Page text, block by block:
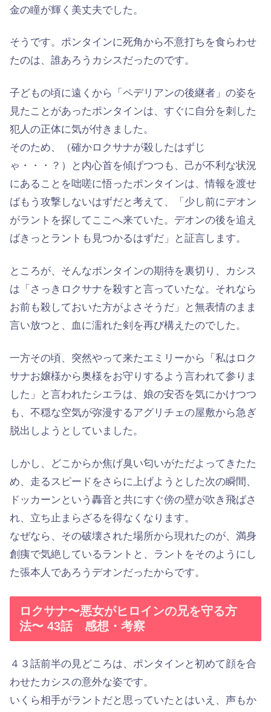
金の瞳が輝く美丈夫でした。
そうです。ポンタインに死角から不意打ちを食らわせ
たのは、誰あろうカシスだったのです。
子どもの頃に遠くから「ペデリアンの後継者」の姿を
見たことがあったポンタインは、すぐに自分を刺した
犯人の正体に気が付きました。
そのため、（確かロクサナが殺したはずじ
ゃ・・・？）と内心首を傾げつつも、己が不利な状況
にあることを咄嗟に悟ったポンタインは、情報を渡せ
ばもう攻撃しないはずだと考えて、「少し前にデオン
がラントを探してここへ来ていた。デオンの後を追え
ばきっとラントも見つかるはずだ」と証言します。
ところが、そんなポンタインの期待を裏切り、カシス
は「さっきロクサナを殺すと言っていたな。それなら
お前も殺しておいた方がよさそうだ」と無表情のまま
言い放つと、血に濡れた剣を再び構えたのでした。
一方その頃、突然やって来たエミリーから「私はロク
サナお嬢様から奥様をお守りするよう言われて参りま
した」と言われたシエラは、娘の安否を気にかけつつ
も、不穏な空気が弥漫するアグリチェの屋敷から急ぎ
脱出しようとしていました。
しかし、どこからか焦げ臭い匂いがただよってきたた
め、走るスピードをさらに上げようとした次の瞬間、
ドッカーンという轟音と共にすぐ傍の壁が吹き飛ばさ
れ、立ち止まらざるを得なくなります。
なぜなら、その破壊された場所から現れたのが、満身
創痍で気絶しているラントと、ラントをそのようにし
た張本人であろうデオンだったからです。
ロクサナ〜悪女がヒロインの兄を守る方
法〜 43話 感想・考察
４３話前半の見どころは、ポンタインと初めて顔を合
わせたカシスの意外な姿です。
いくら相手がラントだと思っていたとはいえ、声もか